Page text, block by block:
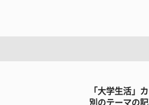
「大学生活」
別のテーマの